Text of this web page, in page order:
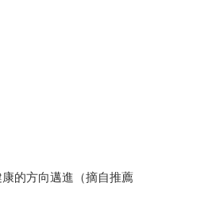
的方向邁進（摘自推薦